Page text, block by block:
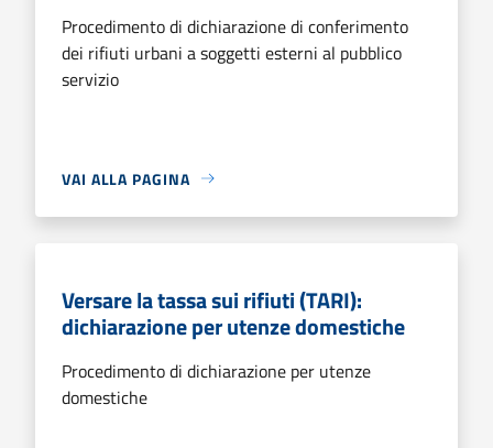
Procedimento di dichiarazione di conferimento
dei rifiuti urbani a soggetti esterni al pubblico
servizio
VAI ALLA PAGINA
Versare la tassa sui rifiuti (TARI):
dichiarazione per utenze domestiche
Procedimento di dichiarazione per utenze
domestiche